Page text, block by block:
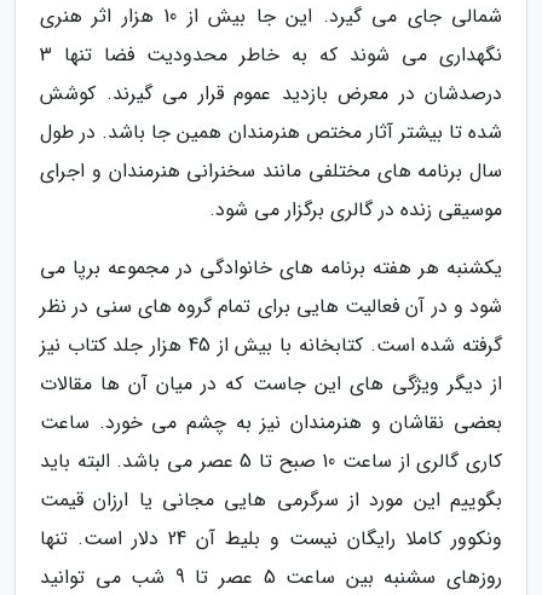
شمالی جای می گیرد. این جا بیش از 10 هزار اثر هنری
نگهداری می شوند که به خاطر محدودیت فضا تنها 3
درصدشان در معرض بازدید عموم قرار می گیرند. کوشش
شده تا بیشتر آثار مختص هنرمندان همین جا باشد. در طول
سال برنامه های مختلفی مانند سخنرانی هنرمندان و اجرای
موسیقی زنده در گالری برگزار می شود.
یکشنبه هر هفته برنامه های خانوادگی در مجموعه برپا می
شود و در آن فعالیت هایی برای تمام گروه های سنی در نظر
گرفته شده است. کتابخانه با بیش از 45 هزار جلد کتاب نیز
از دیگر ویژگی های این جاست که در میان آن ها مقالات
بعضی نقاشان و هنرمندان نیز به چشم می خورد. ساعت
کاری گالری از ساعت 10 صبح تا 5 عصر می باشد. البته باید
بگوییم این مورد از سرگرمی هایی مجانی یا ارزان قیمت
ونکوور کاملا رایگان نیست و بلیط آن 24 دلار است. تنها
روزهای سشنبه بین ساعت 5 عصر تا 9 شب می توانید